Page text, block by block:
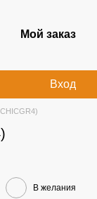
Мой заказ
Вход
В желания